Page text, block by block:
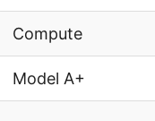
Compute
Model A+